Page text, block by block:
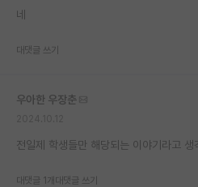
네
대댓글 쓰기
우아한 우장춘
전일제 학생들만 해당되는 이야기라고 생
대댓글 1개 대댓글 쓰기